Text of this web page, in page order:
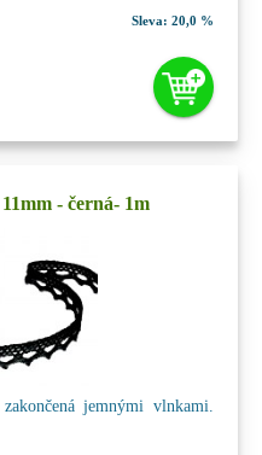
Sleva: 20,0 %
- černá- 1m
jemnými vlnkami.